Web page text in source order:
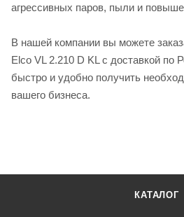
агрессивных паров, пыли и
В нашей компании вы можете
Elco VL 2.210 D KL с доставкой по
быстро и удобно получить
вашего бизнеса.
КАТАЛОГ